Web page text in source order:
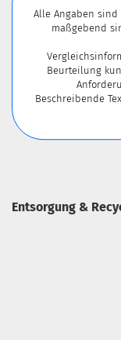
Alle Angaben sind
maßgebend
Beurteilung
Beschreibende
Entsorgung &